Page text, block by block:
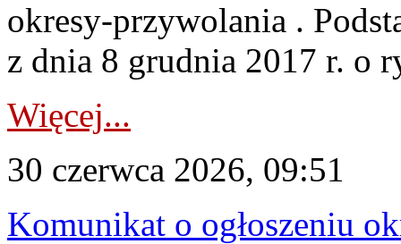
okresy-przywolania .
z dnia 8 grudnia 2017 r. o
Więcej...
30 czerwca 2026, 09:51
Komunikat o ogłoszeniu